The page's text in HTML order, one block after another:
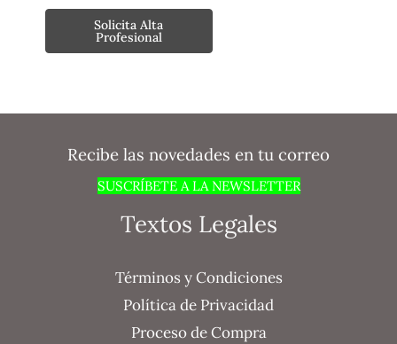
Solicita Alta
Profesional
Recibe las novedades en tu correo
SUSCRÍBETE A LA NEWSLETTER
Textos Legales
Términos y Condiciones
Política de Privacidad
Proceso de Compra